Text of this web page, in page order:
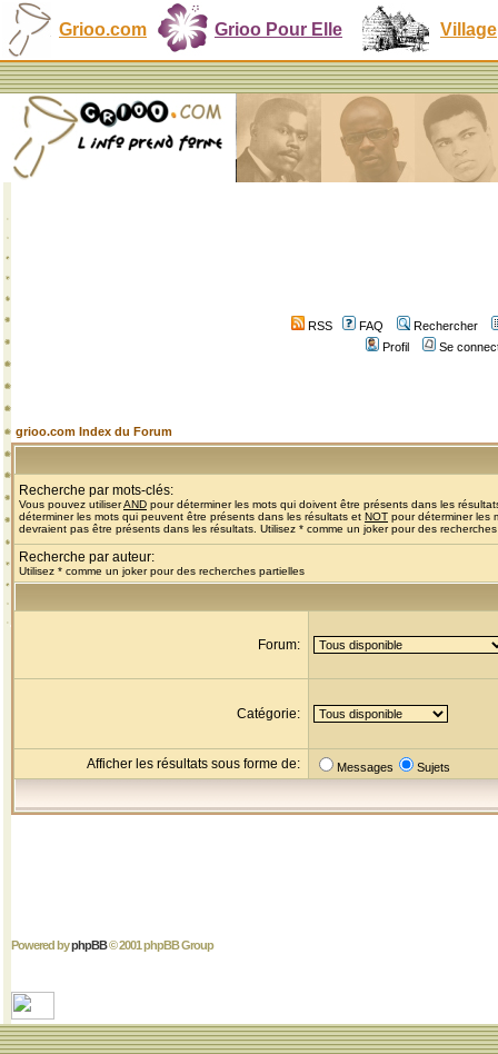
Grioo.com Grioo Pour Elle Village
RSS FAQ
Rechercher
Profil
Se
grioo.com Index du Forum
Recherche par mots-clés:
Vous pouvez utiliserAND pour déterminer les mots qui doivent être présents dans les
déterminer les mots qui peuvent être présents dans les résultats et NOT pour déterminer les
devraient pas être présents dans les résultats. Utilisez * comme un joker pour des
Recherche par auteur:
Utilisez * comme un joker pour des recherches partielles
Forum:
Catégorie:
Afficher les résultats sous forme de: Messages Sujets
Powered byphpBB© 2001 phpBB Group